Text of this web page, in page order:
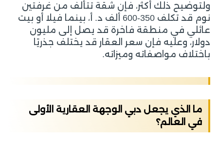
ولتوضيح ذلك أكثر، فإن شقة تتألف من غرفتين
نوم قد تكلف 350-600 ألف د. أ، بينما فيلا أو بيت
عائلي في منطقة فاخرة قد يصل إلى مليون
دولار، وعليه فإن سعر العقار قد يختلف جذريًا
باختلاف مواصفاته وميزاته.
ما الذي يجعل دبي الوجهة العقارية الأولى
في العالم؟